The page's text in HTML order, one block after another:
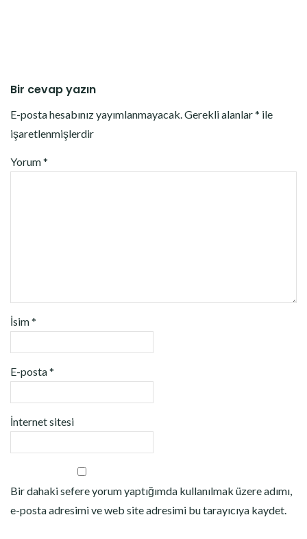
Bir cevap yazın
E-posta hesabınız yayımlanmayacak.Gerekli alanlar* ile
işaretlenmişlerdir
Yorum*
İsim*
E-posta*
İnternet sitesi
Bir dahaki sefere yorum yaptığımda kullanılmak üzere adımı,
e-posta adresimi ve web site adresimi bu tarayıcıya kaydet.